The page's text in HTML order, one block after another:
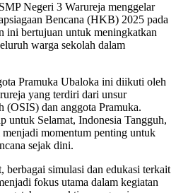
Negeri 3 Warureja menggelar
Bencana (HKB) 2025 pada
ini bertujuan untuk meningkatkan
warga sekolah dalam
Pramuka Ubaloka ini diikuti oleh
yang terdiri dari unsur
(OSIS) dan anggota Pramuka.
untuk Selamat, Indonesia Tangguh,
momentum penting untuk
sejak dini.
berbagai simulasi dan edukasi terkait
fokus utama dalam kegiatan